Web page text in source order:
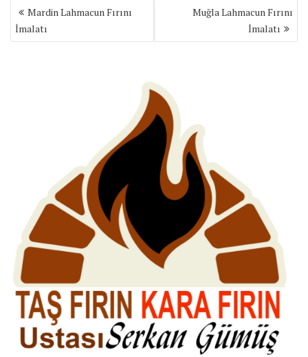
Yazı
gezinmesi
Mardin Lahmacun Fırını
İmalatı
Muğla Lahmacun Fırını
İmalatı